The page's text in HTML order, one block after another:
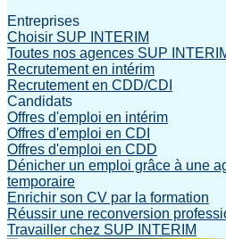
Entreprises
Choisir SUP INTERIM
Toutes nos agences SUP
Recrutement en intérim
Recrutement en CDD/CDI
Candidats
Offres d'emploi en intérim
Offres d'emploi en CDI
Offres d'emploi en CDD
Dénicher un emploi grâce à une
temporaire
Enrichir son CV par la formation
Réussir une reconversion
Travailler chez SUP INTERIM